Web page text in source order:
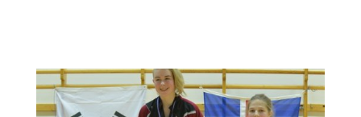
samskiptum, lausnaleit og
tilfinningastjórnun.